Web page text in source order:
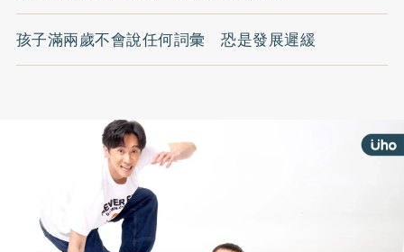
孩子滿兩歲不會說任何詞彙 恐是發展遲緩